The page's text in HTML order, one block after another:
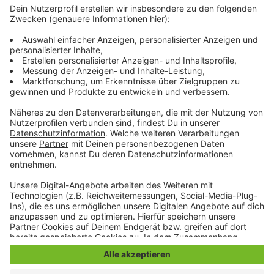
Wie wird euer Jahresstart 2024? Macht euch keine
Sorgen, alles wird gut! Auf rauer See braucht man
einen erfahrenen Kapitän, der einen in den sicheren
Hafen der guten Laune schippert. Atzes Mantra für ein
glückliches Leben: "Lass' mich mal machen." Also volle
Kraft voraus und viel Spaß bei Atze Schröders
Kaltstart 24.
Anzeige
Anzeige